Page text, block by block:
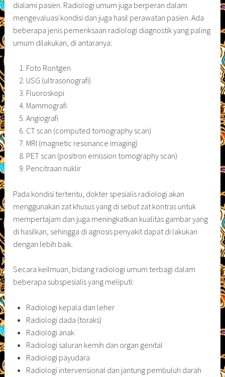
dialami pasien. Radiologi umum juga berperan dalam
mengevaluasi kondisi dan juga hasil perawatan pasien. Ada
beberapa jenis pemeriksaan radiologi diagnostik yang paling
umum dilakukan, di antaranya:
Foto Rontgen
USG (ultrasonografi)
Fluoroskopi
Mammografi
Angiografi
CT scan (computed tomography scan)
MRI (magnetic resonance imaging)
PET scan (positron emission tomography scan)
Pencitraan nuklir
Pada kondisi tertentu, dokter spesialis radiologi akan
menggunakan zat khusus yang di sebut zat kontras untuk
mempertajam dan juga meningkatkan kualitas gambar yang
di hasilkan, sehingga di agnosis penyakit dapat di lakukan
dengan lebih baik.
Secara keilmuan, bidang radiologi umum terbagi dalam
beberapa subspesialis yang meliputi:
Radiologi kepala dan leher
Radiologi dada (toraks)
Radiologi anak
Radiologi saluran kemih dan organ genital
Radiologi payudara
Radiologi intervensional dan jantung pembuluh darah